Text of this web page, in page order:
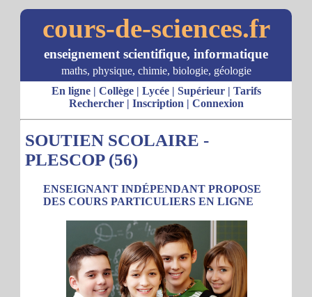
cours-de-sciences.fr
enseignement scientifique, informatique
maths, physique, chimie, biologie, géologie
En ligne| Collège| Lycée| Supérieur| Tarifs
Rechercher| Inscription | Connexion
SOUTIEN SCOLAIRE -
PLESCOP (56)
ENSEIGNANT INDÉPENDANT PROPOSE
DES COURS PARTICULIERS EN LIGNE